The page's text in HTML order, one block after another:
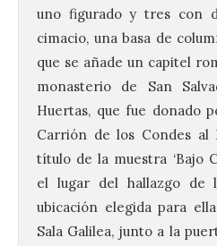
uno figurado y tres con
cimacio, una basa de
que se añade un capitel
monasterio de San
Huertas, que fue donado
Carrión de los Condes al
título de la muestra ‘Bajo
el lugar del hallazgo de
ubicación elegida para
Sala Galilea, junto a la